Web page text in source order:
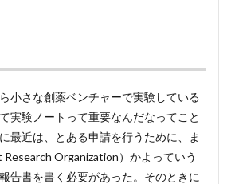
小さな創薬ベンチャーで実験している
実験ノートって重要なんだなってこと
最近は、とある申請を行うために、ま
Organization）かよっていう
告書を書く必要があった。そのときに